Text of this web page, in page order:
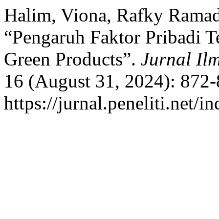
Halim, Viona, Rafky
“Pengaruh Faktor Pribadi
Green Products”. Jurnal
16 (August 31, 2024):
https://jurnal.peneliti.net/